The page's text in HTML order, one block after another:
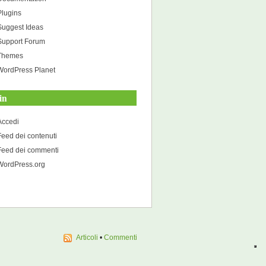
Ideas
Forum
Planet
dei contenuti
dei commenti
Articoli • Commenti